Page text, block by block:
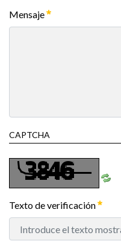
Mensaje
CAPTCHA
Texto de verificación